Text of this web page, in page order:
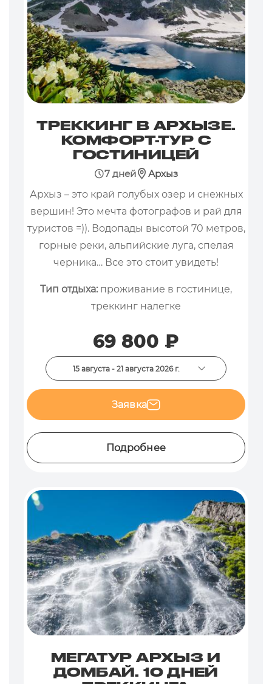
ТРЕККИНГ В АРХЫЗЕ.
КОМФОРТ-ТУР С
ГОСТИНИЦЕЙ
7 дней
Архыз
Архыз – это край голубых озер и снежных
вершин! Это мечта фотографов и рай для
туристов =)). Водопады высотой 70 метров,
горные реки, альпийские луга, спелая
черника… Все это стоит увидеть!
Тип отдыха: проживание в гостинице,
треккинг налегке
69 800 ₽
15 августа - 21 августа 2026 г.
Подробнее
Заявка
МЕГАТУР АРХЫЗ И
ДОМБАЙ. 10 ДНЕЙ